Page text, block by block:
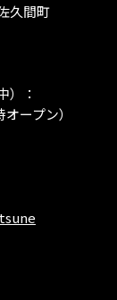
久間町
）：
ープン）